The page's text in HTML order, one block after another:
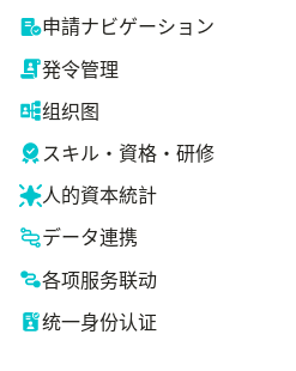
申請ナビゲーション
発令管理
组织图
スキル・資格・研修
人的資本統計
データ連携
各项服务联动
统一身份认证